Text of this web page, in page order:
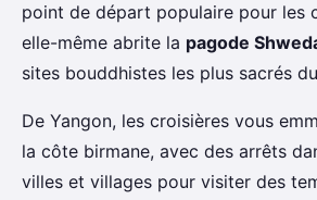
point de départ populaire pour les
elle-même abrite la pagode
sites bouddhistes les plus sacrés
De Yangon, les croisières vous
la côte birmane, avec des arrêts
villes et villages pour visiter des